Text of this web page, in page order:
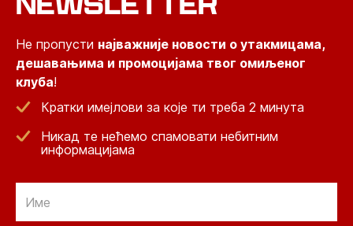
Не пропусти најважније новости о утакмицама,
дешавањима и промоцијама твог омиљеног
клуба!
Кратки имејлови за које ти треба 2 минута
Никад те нећемо спамовати небитним
информацијама